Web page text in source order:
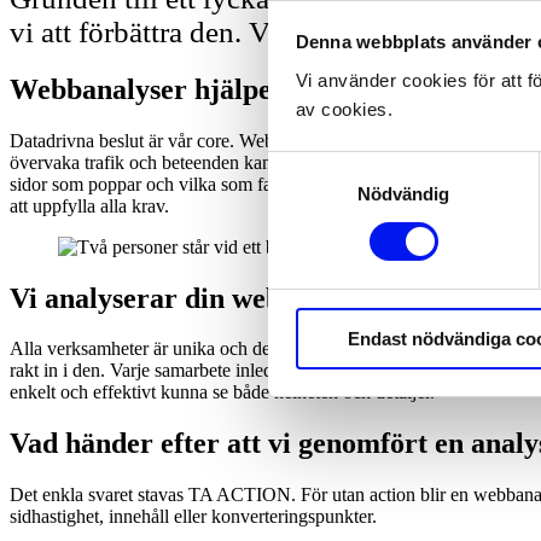
Denna webbplats använder
Vi använder cookies för att
av cookies.
Samtyckesval
Nödvändig
Endast nödvändiga
vi att förbättra den. Vi gör dessutom
Webbanalyser hjälper dig ta
Datadrivna beslut är vår core. Webbanalysen är basen. Vi
övervaka trafik och beteenden kan vi identifiera svaga punkter,
sidor som poppar och vilka som fallerar samt kikar på hur länge
att uppfylla alla krav.
Vi analyserar din webb, men också din
Alla verksamheter är unika och dess digitala närvaro likaså. Tack
rakt in i den. Varje samarbete inleds därför med en rad workshops.
enkelt och effektivt kunna se både helheten och detaljer.
Vad händer efter att vi genomfört en
Det enkla svaret stavas TA ACTION. För utan action blir en
sidhastighet, innehåll eller konverteringspunkter.